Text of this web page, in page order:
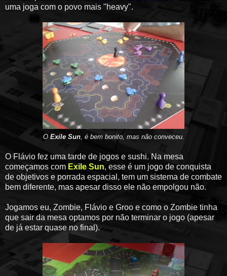
uma joga com o povo mais "heavy".
O Exile Sun, é bem bonito, mas não conveceu.
O Flávio fez uma tarde de jogos e sushi. Na mesa
começamos com Exile Sun, esse é um jogo de conquista
de objetivos e porrada espacial, tem um sistema de combate
bem diferente, mas apesar disso ele não empolgou não.
Jogamos eu, Zombie, Flávio e Groo e como o Zombie tinha
que sair da mesa optamos por não terminar o jogo (apesar
de já estar quase no final).